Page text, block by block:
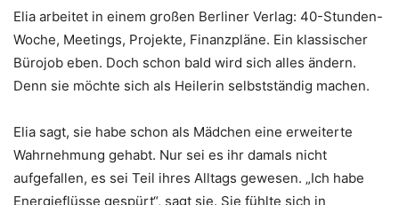
Elia arbeitet in einem großen Berliner Verlag: 40-Stunden-
Woche, Meetings, Projekte, Finanzpläne. Ein klassischer
Bürojob eben. Doch schon bald wird sich alles ändern.
Denn sie möchte sich als Heilerin selbstständig machen.
Elia sagt, sie habe schon als Mädchen eine erweiterte
Wahrnehmung gehabt. Nur sei es ihr damals nicht
aufgefallen, es sei Teil ihres Alltags gewesen. „Ich habe
Energieflüsse gespürt“, sagt sie. Sie fühlte sich in